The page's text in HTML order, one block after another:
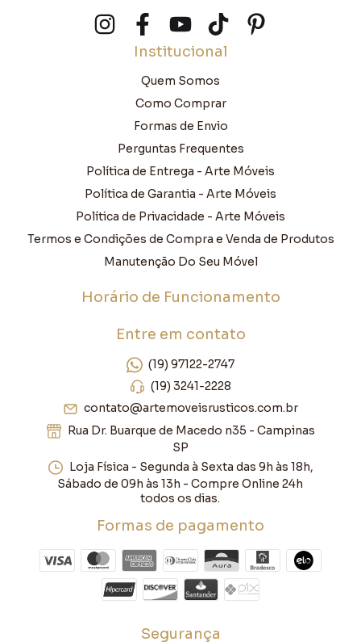
Institucional
Quem Somos
Como Comprar
Formas de Envio
Perguntas Frequentes
Política de Entrega - Arte Móveis
Política de Garantia - Arte Móveis
Política de Privacidade - Arte Móveis
Termos e Condições de Compra e Venda de Produtos
Manutenção Do Seu Móvel
Horário de Funcionamento
Entre em contato
(19) 97122-2747
(19) 3241-2228
contato@artemoveisrusticos.com.br
Rua Dr. Buarque de Macedo n35 - Campinas
SP
Loja Física - Segunda à Sexta das 9h às 18h,
Sábado de 09h às 13h - Compre Online 24h
todos os dias.
Formas de pagamento
Segurança